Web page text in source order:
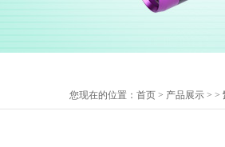
您现在的位置： 首页 > 产品展示 > >